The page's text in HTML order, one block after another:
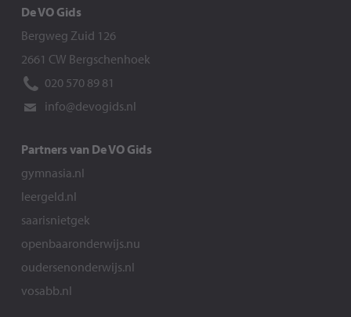
De VO Gids
Bergweg Zuid 126
2661 CW Bergschenhoek
020 570 89 81
info@devogids.nl
Partners van De VO Gids
gymnasia.nl
leergeld.nl
saarisnietgek
openbaaronderwijs.nu
oudersenonderwijs.nl
vosabb.nl